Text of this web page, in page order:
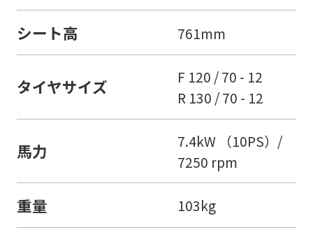
シート高 761mm
タイヤサイズ
F 120 / 70 - 12
R 130 / 70 - 12
馬力
7.4kW （10PS）/
7250 rpm
重量 103kg